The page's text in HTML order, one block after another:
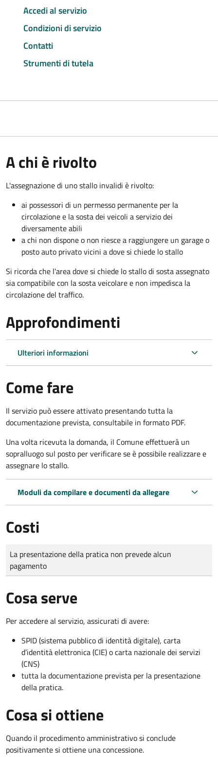
Accedi al servizio
Condizioni di servizio
Contatti
Strumenti di tutela
A chi è rivolto
L'assegnazione di uno stallo invalidi è rivolto:
ai possessori di un permesso permanente per la
circolazione e la sosta dei veicoli a servizio dei
diversamente abili
a chi non dispone o non riesce a raggiungere un garage o
posto auto privato vicini a dove si chiede lo stallo
Si ricorda che l'area dove si chiede lo stallo di sosta assegnato
sia compatibile con la sosta veicolare e non impedisca la
circolazione del traffico.
Approfondimenti
Ulteriori informazioni
Come fare
Il servizio può essere attivato presentando tutta la
documentazione prevista, consultabile in formato PDF.
Una volta ricevuta la domanda, il Comune effettuerà un
sopralluogo sul posto per verificare se è possibile realizzare e
assegnare lo stallo.
Moduli da compilare e documenti da allegare
Costi
Tipo di pagamento
Importo
La presentazione della pratica non prevede alcun
pagamento
Cosa serve
Per accedere al servizio, assicurati di avere:
SPID (sistema pubblico di identità digitale), carta
d’identità elettronica (CIE) o carta nazionale dei servizi
(CNS)
tutta la documentazione prevista per la presentazione
della pratica.
Cosa si ottiene
Quando il procedimento amministrativo si conclude
positivamente si ottiene una concessione.